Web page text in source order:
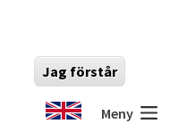
Jag förstår
Meny